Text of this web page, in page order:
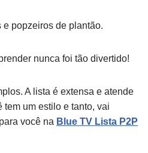
e popzeiros de plantão.
nunca foi tão divertido!
A lista é extensa e atende
tem um estilo e tanto, vai
você na Blue TV Lista P2P